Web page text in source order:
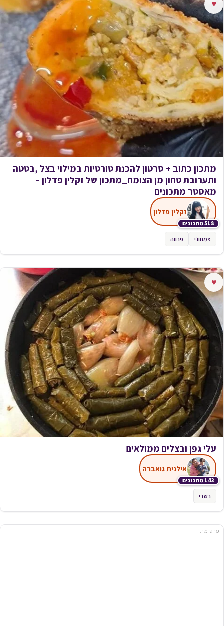
♥
מתכון כתוב + סרטון להכנת טורטיות במילוי בצל ,בטטה
ותערובת טחון מן הצומח_מתכון של זקלין פדלון –
מאסטר מתכונים
518 מתכונים
זקלין פדלון
צמחוני פרווה
♥
עלי גפן ובצלים ממולאים
143 מתכונים
אילנית גואברה
בשרי
פרסומת